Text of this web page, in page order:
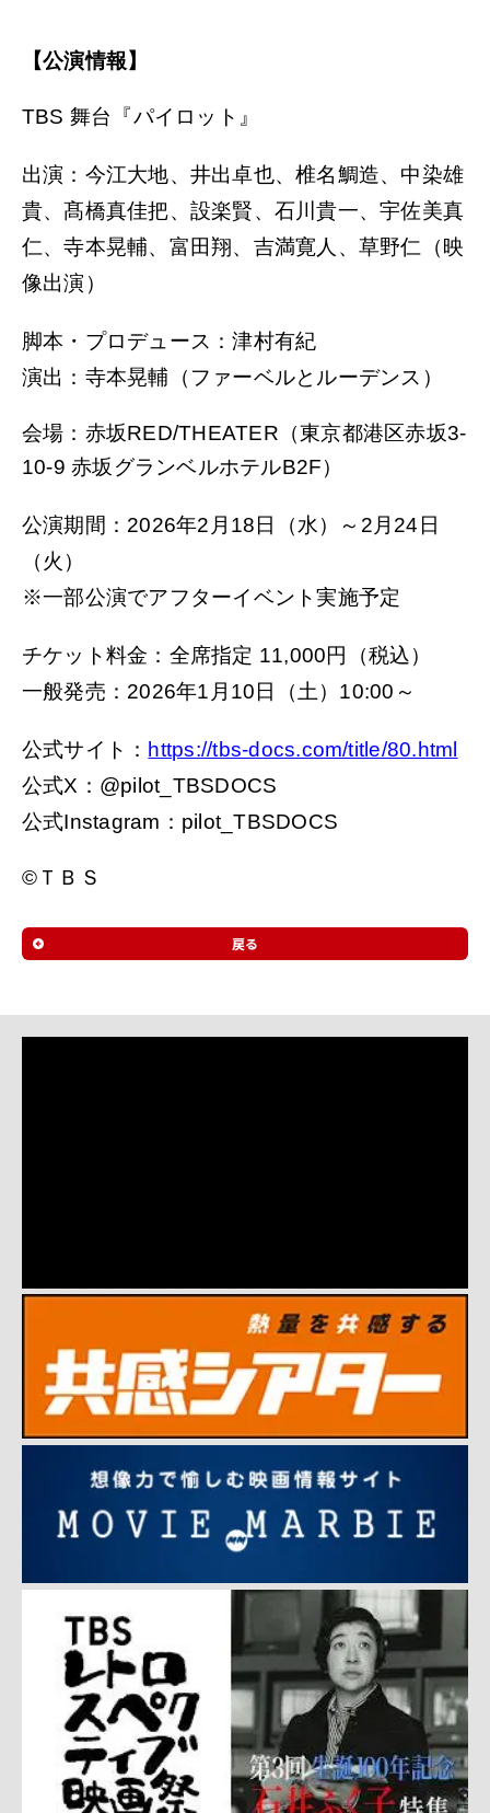
【公演情報】
TBS 舞台『パイロット』
出演： 今江大地、井出卓也、椎名鯛造、中染雄
貴、髙橋真佳把、設楽賢、石川貴一、宇佐美真
仁、寺本晃輔、富田翔、吉満寛人、 草野仁（映
像出演）
脚本・プロデュース：津村有紀
演出：寺本晃輔（ファーベルとルーデンス）
会場：赤坂RED/THEATER（東京都港区赤坂3-
10-9 赤坂グランベルホテルB2F）
公演期間：2026年2月18日（水）～2月24日
（火）
※一部公演でアフターイベント実施予定
チケット料金：全席指定 11,000円（税込）
一般発売：2026年1月10日（土）10:00～
公式サイト： https://tbs-docs.com/title/80.html
公式X：@pilot_TBSDOCS
公式Instagram：pilot_TBSDOCS
©ＴＢＳ
戻る